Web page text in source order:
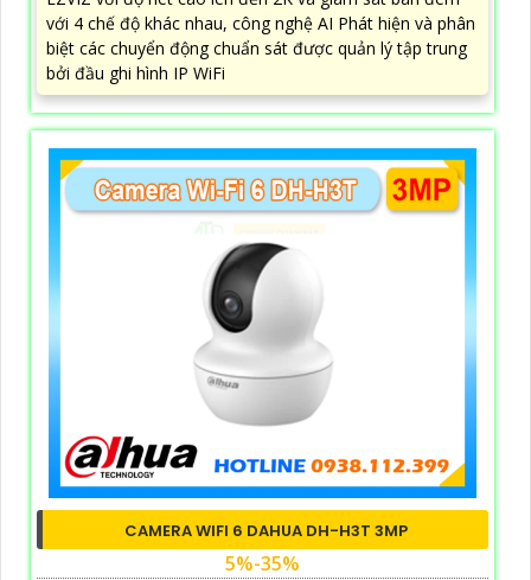
với 4 chế độ khác nhau, công nghệ AI Phát hiện và phân
biệt các chuyển động chuẩn sát được quản lý tập trung
bởi đầu ghi hình IP WiFi
CAMERA WIFI 6 DAHUA DH-H3T 3MP
5%-35%